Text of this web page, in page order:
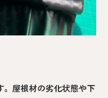
。屋根材の劣化状態や下